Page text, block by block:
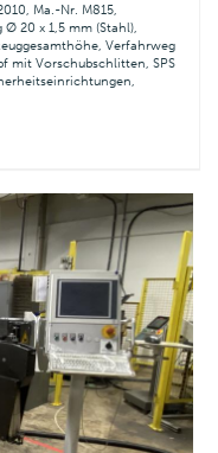
Ma.-Nr. M815,
20 x 1,5 mm (Stahl),
Verfahrweg
mit Vorschubschlitten, SPS